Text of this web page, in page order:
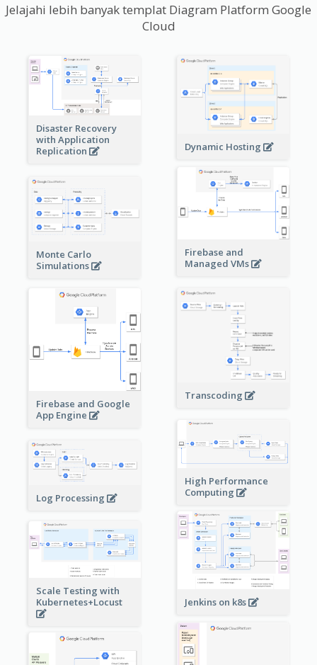
Jelajahi lebih banyak templat Diagram Platform Google
Cloud
Disaster Recovery
with Application
Replication
Dynamic Hosting
Firebase and
Managed VMs
Monte Carlo
Simulations
Firebase and Google
App Engine
Transcoding
High Performance
Computing
Log Processing
Jenkins on k8s
Scale Testing with
Kubernetes+Locust